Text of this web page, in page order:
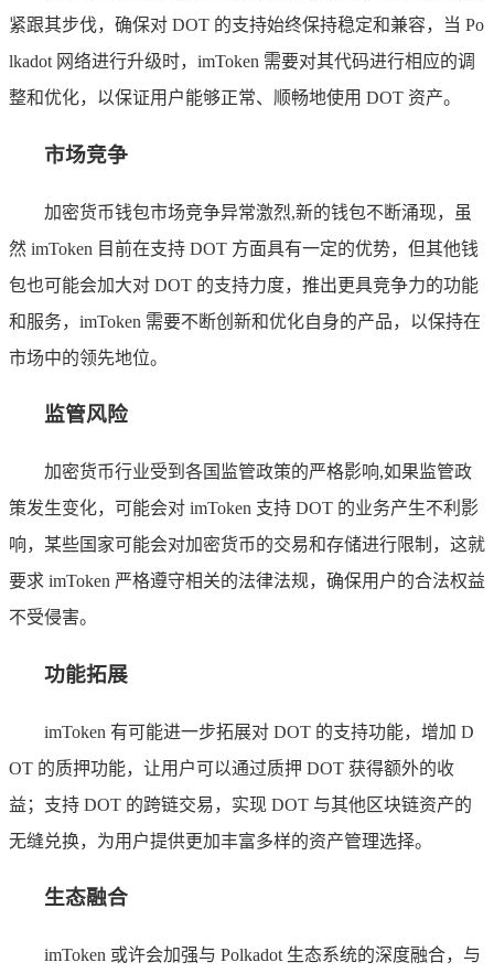
紧跟其步伐，确保对 DOT 的支持始终保持稳定和兼容，当 Po
lkadot 网络进行升级时，imToken 需要对其代码进行相应的调
整和优化，以保证用户能够正常、顺畅地使用 DOT 资产。
市场竞争
加密货币钱包市场竞争异常激烈,新的钱包不断涌现，虽
然 imToken 目前在支持 DOT 方面具有一定的优势，但其他钱
包也可能会加大对 DOT 的支持力度，推出更具竞争力的功能
和服务，imToken 需要不断创新和优化自身的产品，以保持在
市场中的领先地位。
监管风险
加密货币行业受到各国监管政策的严格影响,如果监管政
策发生变化，可能会对 imToken 支持 DOT 的业务产生不利影
响，某些国家可能会对加密货币的交易和存储进行限制，这就
要求 imToken 严格遵守相关的法律法规，确保用户的合法权益
不受侵害。
功能拓展
imToken 有可能进一步拓展对 DOT 的支持功能，增加 D
OT 的质押功能，让用户可以通过质押 DOT 获得额外的收
益；支持 DOT 的跨链交易，实现 DOT 与其他区块链资产的
无缝兑换，为用户提供更加丰富多样的资产管理选择。
生态融合
imToken 或许会加强与 Polkadot 生态系统的深度融合，与